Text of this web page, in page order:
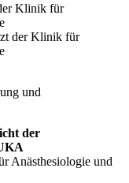
Klinik für
der Klinik für
und
der
Anästhesiologie und